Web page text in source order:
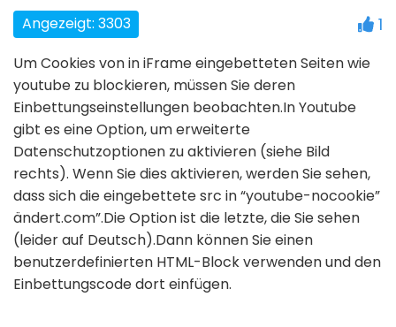
Angezeigt: 3303 1
Um Cookies von in iFrame eingebetteten Seiten wie
youtube zu blockieren, müssen Sie deren
Einbettungseinstellungen beobachten.In Youtube
gibt es eine Option, um erweiterte
Datenschutzoptionen zu aktivieren (siehe Bild
rechts). Wenn Sie dies aktivieren, werden Sie sehen,
dass sich die eingebettete src in “youtube-nocookie”
ändert.com”.Die Option ist die letzte, die Sie sehen
(leider auf Deutsch).Dann können Sie einen
benutzerdefinierten HTML-Block verwenden und den
Einbettungscode dort einfügen.